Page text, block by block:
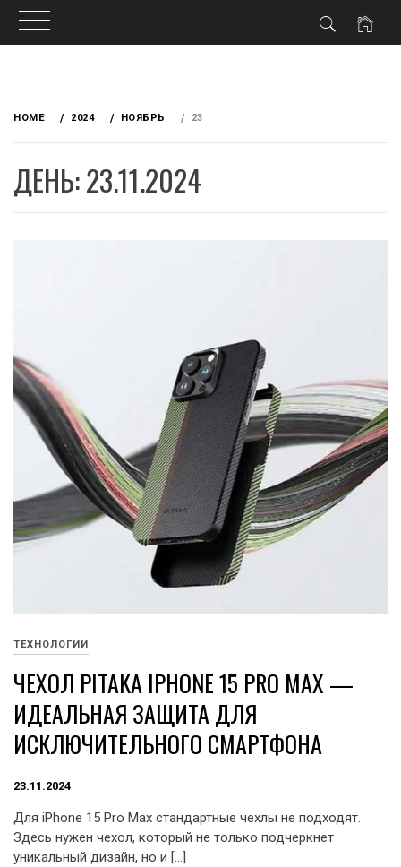
HOME 2024 НОЯБРЬ 23
ДЕНЬ: 23.11.2024
ТЕХНОЛОГИИ
ЧЕХОЛ PITAKA IPHONE 15 PRO MAX —
ИДЕАЛЬНАЯ ЗАЩИТА ДЛЯ
ИСКЛЮЧИТЕЛЬНОГО СМАРТФОНА
23.11.2024
Для iPhone 15 Pro Max стандартные чехлы не подходят.
Здесь нужен чехол, который не только подчеркнет
уникальный дизайн, но и […]